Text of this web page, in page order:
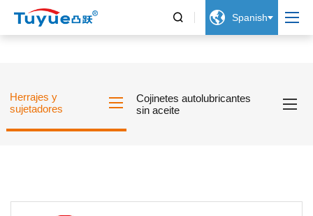
  Spanish
Herrajes y
sujetadores
Cojinetes autolubricantes
sin aceite